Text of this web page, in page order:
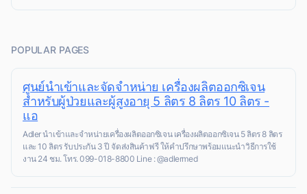
POPULAR PAGES
ศูนย์นำเข้าและจัดจำหน่าย เครื่องผลิตออกซิเจน
สำหรับผู้ป่วยและผู้สูงอายุ 5 ลิตร 8 ลิตร 10 ลิตร -
แอ
Adler นำเข้าและจำหน่ายเครื่องผลิตออกซิเจน เครื่องผลิตออกซิเจน 5 ลิตร 8 ลิตร
และ 10 ลิตร รับประกัน 3 ปี จัดส่งสินค้าฟรี ให้คำปรึกษาพร้อมแนะนำวิธีการใช้
งาน 24 ชม. โทร. 099-018-8800 Line : @adlermed